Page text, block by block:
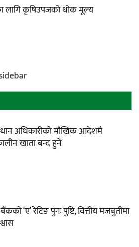
कृषिउपजको थोक मूल्य
अधिकारीकाे माैखिक आदेशमै
खाता बन्द हुने
‘ए’ रेटिङ पुनः पुष्टि, वित्तीय मजबुतीमा